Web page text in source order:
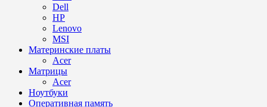
Dell
HP
Lenovo
MSI
Материнские платы
Acer
Матрицы
Acer
Ноутбуки
Оперативная память